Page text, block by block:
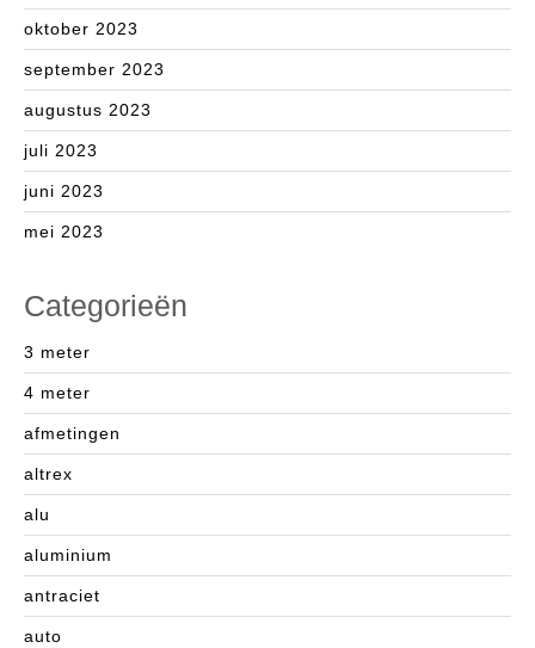
oktober 2023
september 2023
augustus 2023
juli 2023
juni 2023
mei 2023
Categorieën
3 meter
4 meter
afmetingen
altrex
alu
aluminium
antraciet
auto